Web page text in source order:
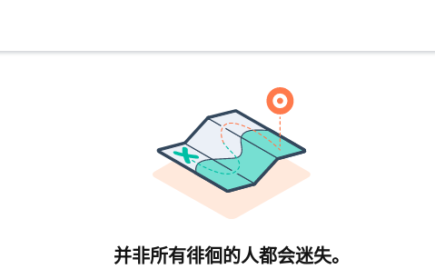
并非所有徘徊的人都会迷失。